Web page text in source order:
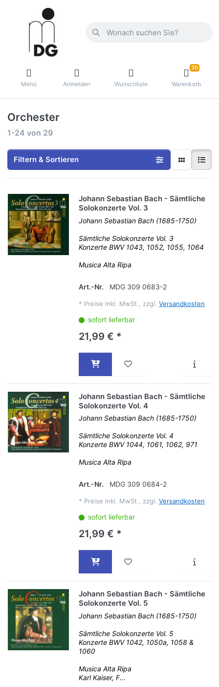
Menü Anmelden Wunschliste
30
Warenkorb
Orchester
1-24 von 29
Filtern & Sortieren
Johann Sebastian Bach - Sämtliche
Solokonzerte Vol. 3
Johann Sebastian Bach (1685-1750)
Sämtliche Solokonzerte Vol. 3
Konzerte BWV 1043, 1052, 1055, 1064
Musica Alta Ripa
Art.-Nr. MDG 309 0683-2
* Preise inkl. MwSt., zzgl. Versandkosten
sofort lieferbar
21,99 € *
Johann Sebastian Bach - Sämtliche
Solokonzerte Vol. 4
Johann Sebastian Bach (1685-1750)
Sämtliche Solokonzerte Vol. 4
Konzerte BWV 1044, 1061, 1062, 971
Musica Alta Ripa
Art.-Nr. MDG 309 0684-2
* Preise inkl. MwSt., zzgl. Versandkosten
sofort lieferbar
21,99 € *
Johann Sebastian Bach - Sämtliche
Solokonzerte Vol. 5
Johann Sebastian Bach (1685-1750)
Sämtliche Solokonzerte Vol. 5
Konzerte BWV 1042, 1050a, 1058 &
1060
Musica Alta Ripa
Karl Kaiser, F...